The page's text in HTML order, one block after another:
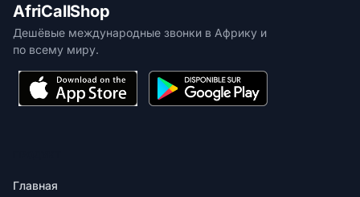
AfriCallShop
Дешёвые международные звонки в Африку и
по всему миру.
Главная